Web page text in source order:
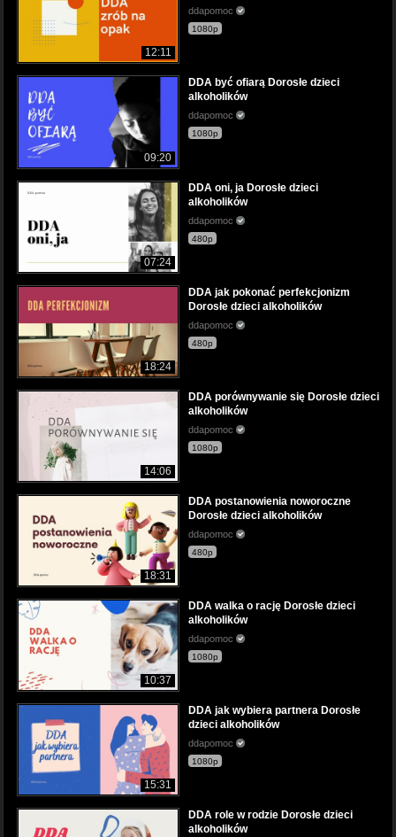
12:11
ddapomoc
1080p
09:20
DDA być ofiarą Dorosłe dzieci
alkoholików
ddapomoc
1080p
07:24
DDA oni, ja Dorosłe dzieci
alkoholików
ddapomoc
480p
18:24
DDA jak pokonać perfekcjonizm
Dorosłe dzieci alkoholików
ddapomoc
480p
14:06
DDA porównywanie się Dorosłe dzieci
alkoholików
ddapomoc
1080p
18:31
DDA postanowienia noworoczne
Dorosłe dzieci alkoholików
ddapomoc
480p
10:37
DDA walka o rację Dorosłe dzieci
alkoholików
ddapomoc
1080p
15:31
DDA jak wybiera partnera Dorosłe
dzieci alkoholików
ddapomoc
1080p
DDA role w rodzie Dorosłe dzieci
alkoholików